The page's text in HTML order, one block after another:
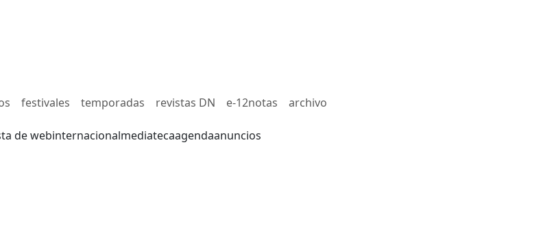
festivales temporadas revistas DN e-12notas archivo
de webinternacionalmediatecaagendaanuncios